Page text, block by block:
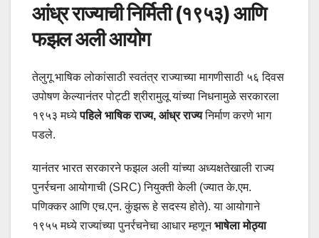
आंध्र राज्याची निर्मिती (१९५३) आणि
फझल अली आयोग
तेलुगू भाषिक लोकांसाठी स्वतंत्र राज्याच्या मागणीसाठी ५६ दिवस
उपोषण केल्यानंतर पोट्टी श्रीरामुलू यांच्या निधनामुळे सरकारला
१९५३ मध्येपहिले भाषिक राज्य, आंध्र राज्यनिर्माण करणे भाग
पडले.
यानंतर भारत सरकारने फझल अली यांच्या अध्यक्षतेखाली राज्य
पुनर्रचना आयोगाची (SRC) नियुक्ती केली (ज्यात के.एम.
पणिक्कर आणि एच.एन. कुंझरू हे सदस्य होते). या आयोगाने
१९५५ मध्ये राज्यांच्या पुनर्रचनेचा आधार म्हणूनभाषेला मोठ्या